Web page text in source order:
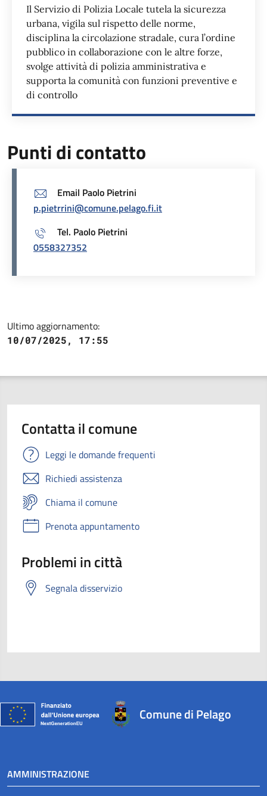
Il Servizio di Polizia Locale tutela la sicurezza
urbana, vigila sul rispetto delle norme,
disciplina la circolazione stradale, cura l’ordine
pubblico in collaborazione con le altre forze,
svolge attività di polizia amministrativa e
supporta la comunità con funzioni preventive e
di controllo
Punti di contatto
Email Paolo Pietrini
p.pietrrini@comune.pelago.fi.it
Tel. Paolo Pietrini
0558327352
Ultimo aggiornamento:
10/07/2025, 17:55
Contatta il comune
Leggi le domande frequenti
Richiedi assistenza
Chiama il comune
Prenota appuntamento
Problemi in città
Segnala disservizio
Comune di Pelago
AMMINISTRAZIONE